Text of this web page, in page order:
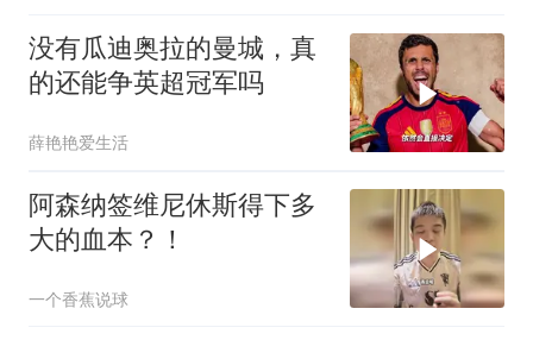
没有瓜迪奥拉的曼城，真
的还能争英超冠军吗
薛艳艳爱生活
阿森纳签维尼休斯得下多
大的血本？！
一个香蕉说球